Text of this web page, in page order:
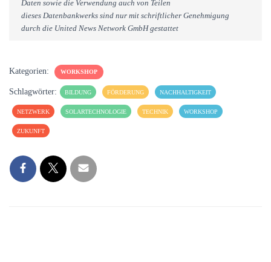
Daten sowie die Verwendung auch von Teilen
dieses Datenbankwerks sind nur mit schriftlicher Genehmigung
durch die United News Network GmbH gestattet
Kategorien: WORKSHOP
Schlagwörter: BILDUNG FÖRDERUNG NACHHALTIGKEIT
NETZWERK SOLARTECHNOLOGIE TECHNIK WORKSHOP
ZUKUNFT